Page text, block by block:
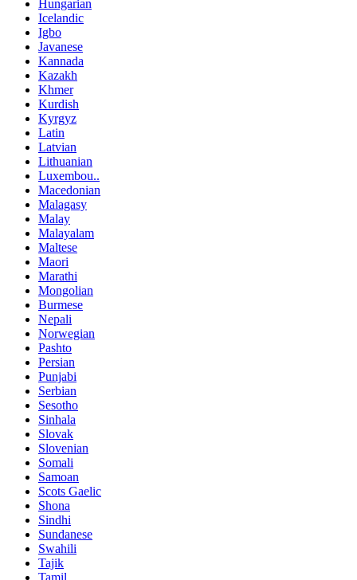
Hungarian
Icelandic
Igbo
Javanese
Kannada
Kazakh
Khmer
Kurdish
Kyrgyz
Latin
Latvian
Lithuanian
Luxembou..
Macedonian
Malagasy
Malay
Malayalam
Maltese
Maori
Marathi
Mongolian
Burmese
Nepali
Norwegian
Pashto
Persian
Punjabi
Serbian
Sesotho
Sinhala
Slovak
Slovenian
Somali
Samoan
Scots Gaelic
Shona
Sindhi
Sundanese
Swahili
Tajik